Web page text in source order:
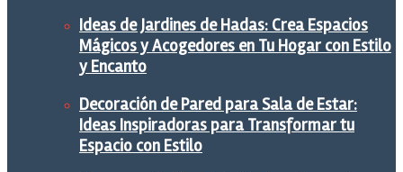
Ideas de Jardines de Hadas: Crea Espacios
Mágicos y Acogedores en Tu Hogar con Estilo
y Encanto
Decoración de Pared para Sala de Estar:
Ideas Inspiradoras para Transformar tu
Espacio con Estilo